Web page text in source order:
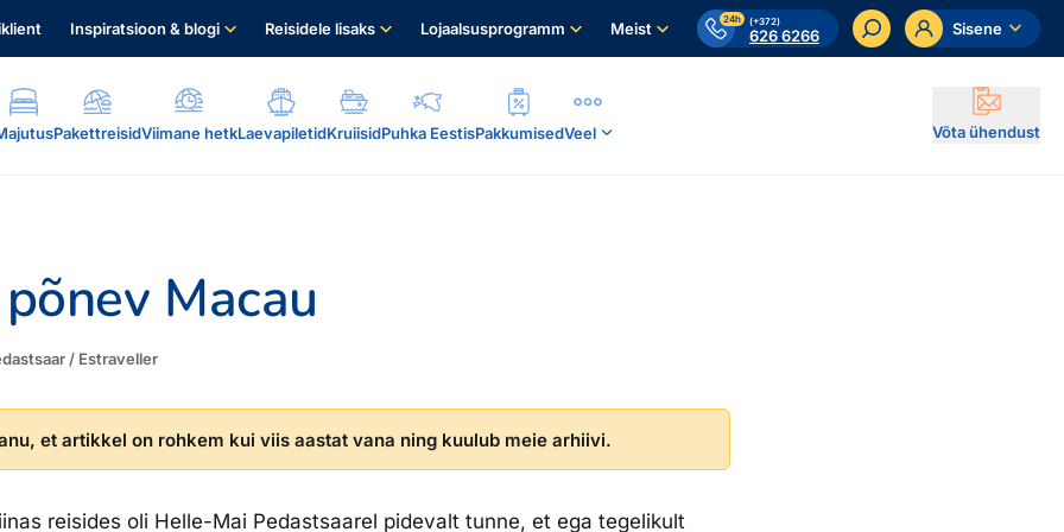
Inspiratsioon & blogi Reisidele lisaks Lojaalsusprogramm Meist 24h (+372)
626 6266 Sisene
PakettreisidViimane hetkLaevapiletidKruiisidPuhka EestisPakkumisedVeel Võta ühendust
Macau
/ Estraveller
et artikkel on rohkem kui viis aastat vana ning kuulub meie arhiivi.
reisides oli Helle-Mai Pedast­saarel pidevalt tunne, et ega tegelikult